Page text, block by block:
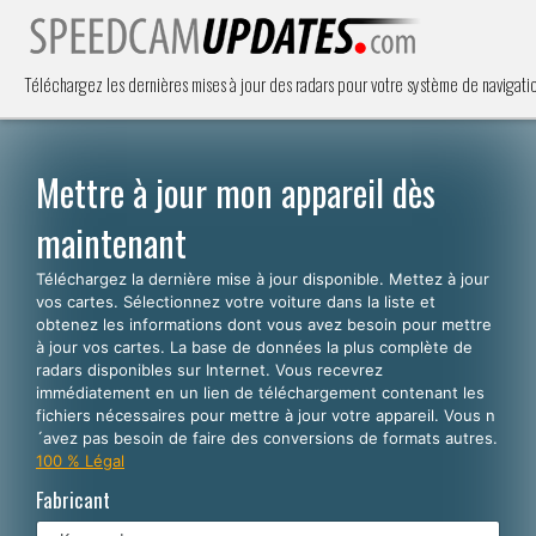
Téléchargez les dernières mises à jour des radars pour votre système de
Mettre à jour mon appareil dès
maintenant
Téléchargez la dernière mise à jour disponible. Mettez à jour
vos cartes. Sélectionnez votre voiture dans la liste et
obtenez les informations dont vous avez besoin pour mettre
à jour vos cartes. La base de données la plus complète de
radars disponibles sur Internet. Vous recevrez
immédiatement en un lien de téléchargement contenant les
fichiers nécessaires pour mettre à jour votre appareil. Vous n
´avez pas besoin de faire des conversions de formats autres.
100 % Légal
Fabricant